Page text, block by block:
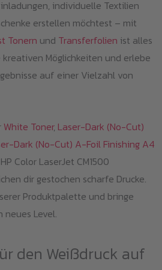
individuelle Textilien
erstellen möchtest – mit
Tonern und Transferfolien ist alles
Möglichkeiten und erlebe
auf einer Vielzahl von
White Toner, Laser-Dark (No-Cut)
Dark (No-Cut) A-Foil Finishing A4
Color LaserJet CM1500
dir gestochen scharfe Drucke.
Produktpalette und bringe
Level.
den Weißdruck auf